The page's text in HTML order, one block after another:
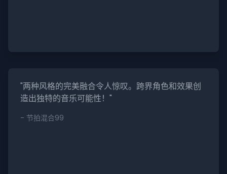
"两种风格的完美融合令人惊叹。跨界角色和效果创
造出独特的音乐可能性！"
- 节拍混合99